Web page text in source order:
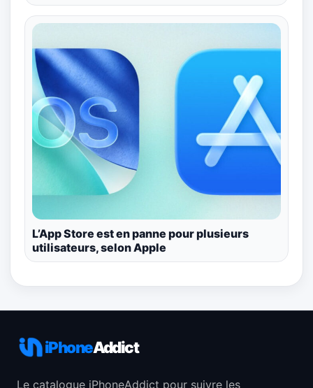
L’App Store est en panne pour plusieurs
utilisateurs, selon Apple
iPhoneAddict
Le catalogue iPhoneAddict pour suivre les